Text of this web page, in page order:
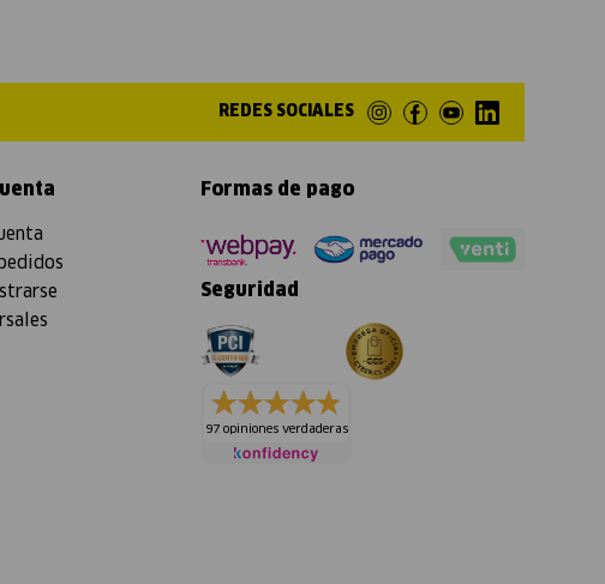
REDES SOCIALES
Formas de pago
Seguridad
97 opiniones verdaderas